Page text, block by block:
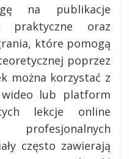
na publikacje
praktyczne oraz
które pomogą
poprzez
można korzystać z
lub platform
lekcje online
często zawierają